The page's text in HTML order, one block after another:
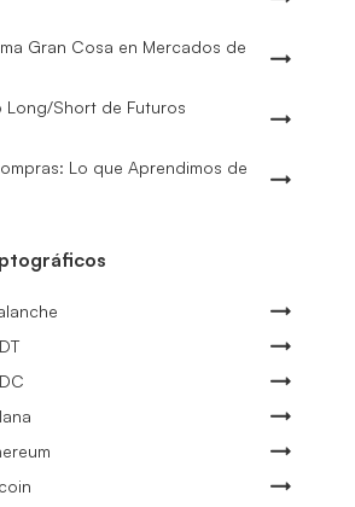
Gran Cosa en Mercados de
Long/Short de Futuros
Lo que Aprendimos de